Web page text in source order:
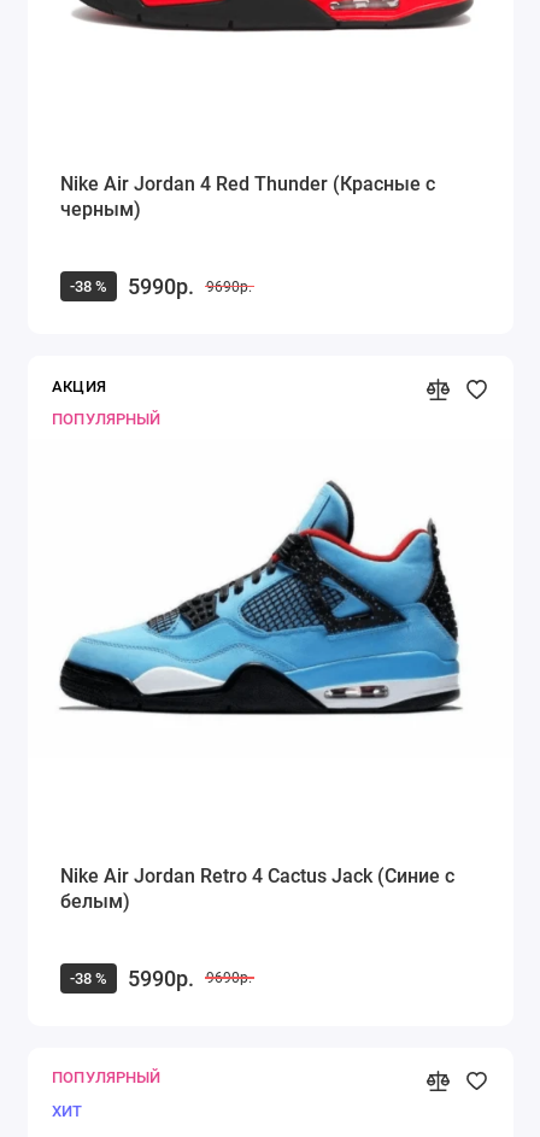
Nike Air Jordan 4 Red Thunder (Красные с
черным)
-38 % 5990р. 9690р.
АКЦИЯ
ПОПУЛЯРНЫЙ
Nike Air Jordan Retro 4 Cactus Jack (Синие с
белым)
-38 % 5990р. 9690р.
ПОПУЛЯРНЫЙ
ХИТ